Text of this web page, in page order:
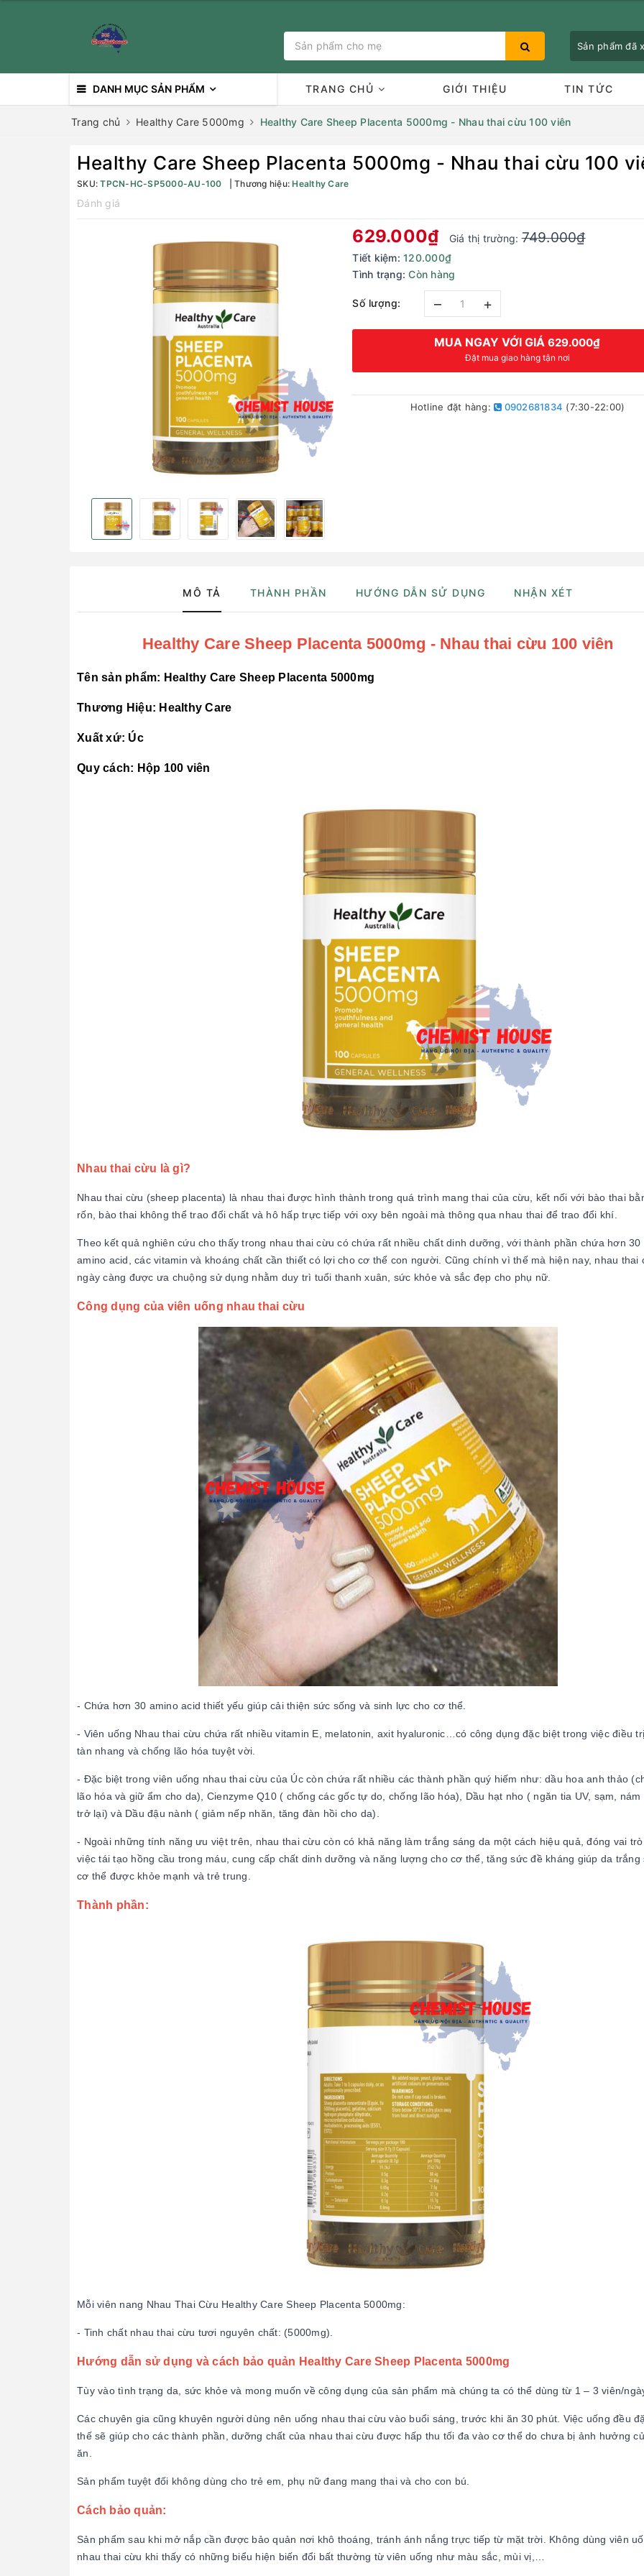
Sản phẩm đã
Bạn chưa xem sản phẩm nào
DANH MỤC SẢN PHẨM TRANG CHỦ GIỚI THIỆU TIN TỨC
Trang chủ Healthy Care 5000mg Healthy Care Sheep Placenta 5000mg - Nhau thai cừu 100 viên
Healthy Care Sheep Placenta 5000mg - Nhau thai cừu 100
SKU:TPCN-HC-SP5000-AU-100 Thương hiệu:Healthy Care
Đánh giá
629.000₫ Giá thị trường:749.000₫
Tiết kiệm:120.000₫
Tình trạng: Còn hàng
Số lượng: – +
MUA NGAY VỚI GIÁ629.000₫
Đặt mua giao hàng tận nơi
Hotline đặt hàng: 0902681834 (7:30-22:00)
MÔ TẢ THÀNH PHẦN HƯỚNG DẪN SỬ DỤNG NHẬN XÉT
Healthy Care Sheep Placenta 5000mg - Nhau thai cừu 100 viên
Tên sản phẩm: Healthy Care Sheep Placenta 5000mg
Thương Hiệu: Healthy Care
Xuất xứ: Úc
Quy cách: Hộp 100 viên
Nhau thai cừu là gì?
Nhau thai cừu (sheep placenta) là nhau thai được hình thành trong quá trình mang thai của cừu, kết nối với bào thai
rốn, bào thai không thể trao đổi chất và hô hấp trực tiếp với oxy bên ngoài mà thông qua nhau thai để trao đổi khí.
Theo kết quả nghiên cứu cho thấy trong nhau thai cừu có chứa rất nhiều chất dinh dưỡng, với thành phần chứa hơn 30
amino acid, các vitamin và khoáng chất cần thiết có lợi cho cơ thể con người. Cũng chính vì thế mà hiện nay, nhau thai
ngày càng được ưa chuộng sử dụng nhằm duy trì tuổi thanh xuân, sức khỏe và sắc đẹp cho phụ nữ.
Công dụng của viên uống nhau thai cừu
- Chứa hơn 30 amino acid thiết yếu giúp cải thiện sức sống và sinh lực cho cơ thể.
- Viên uống Nhau thai cừu chứa rất nhiều vitamin E, melatonin, axit hyaluronic…có công dụng đặc biệt trong việc điều trị
tàn nhang và chống lão hóa tuyệt vời.
- Đặc biệt trong viên uống nhau thai cừu của Úc còn chứa rất nhiều các thành phần quý hiếm như: dầu hoa anh thảo
lão hóa và giữ ẩm cho da), Cienzyme Q10 ( chống các gốc tự do, chống lão hóa), Dầu hạt nho ( ngăn tia UV, sạm, nám
trở lại) và Dầu đậu nành ( giảm nếp nhăn, tăng đàn hồi cho da).
- Ngoài những tính năng ưu việt trên, nhau thai cừu còn có khả năng làm trắng sáng da một cách hiệu quả, đóng vai
việc tái tạo hồng cầu trong máu, cung cấp chất dinh dưỡng và năng lượng cho cơ thể, tăng sức đề kháng giúp da trắng
cơ thể được khỏe mạnh và trẻ trung.
Thành phần:
Mỗi viên nang Nhau Thai Cừu Healthy Care Sheep Placenta 5000mg:
- Tinh chất nhau thai cừu tươi nguyên chất: (5000mg).
Hướng dẫn sử dụng và cách bảo quản Healthy Care Sheep Placenta 5000mg
Tùy vào tình trạng da, sức khỏe và mong muốn về công dụng của sản phẩm mà chúng ta có thể dùng từ 1 – 3 viên/
Các chuyên gia cũng khuyên người dùng nên uống nhau thai cừu vào buổi sáng, trước khi ăn 30 phút. Việc uống đều
thế sẽ giúp cho các thành phần, dưỡng chất của nhau thai cừu được hấp thu tối đa vào cơ thể do chưa bị ảnh hưởng
ăn.
Sản phẩm tuyệt đối không dùng cho trẻ em, phụ nữ đang mang thai và cho con bú.
Cách bảo quản:
Sản phẩm sau khi mở nắp cần được bảo quản nơi khô thoáng, tránh ánh nắng trực tiếp từ mặt trời. Không dùng viên
nhau thai cừu khi thấy có những biểu hiện biến đổi bất thường từ viên uống như màu sắc, mùi vị,…